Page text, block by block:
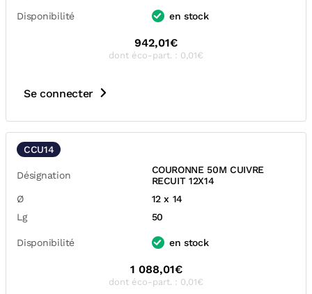
Disponibilité en stock
942,01€
dont éco-part. : 0,01€
Se connecter
CCU14
Désignation
COURONNE 50M CUIVRE
RECUIT 12X14
Ø
12 x 14
Lg
50
Disponibilité en stock
1 088,01€
dont éco-part. : 0,01€